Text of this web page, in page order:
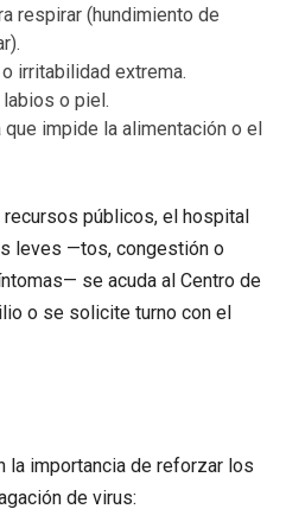
respirar (hundimiento de
irritabilidad extrema.
o piel.
impide la alimentación o el
públicos, el hospital
leves —tos, congestión o
se acuda al Centro de
o se solicite turno con el
la importancia de reforzar los
de virus: